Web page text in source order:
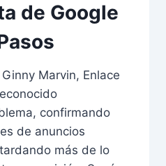
de Google
Marvin, Enlace
confirmando
de anuncios
más de lo